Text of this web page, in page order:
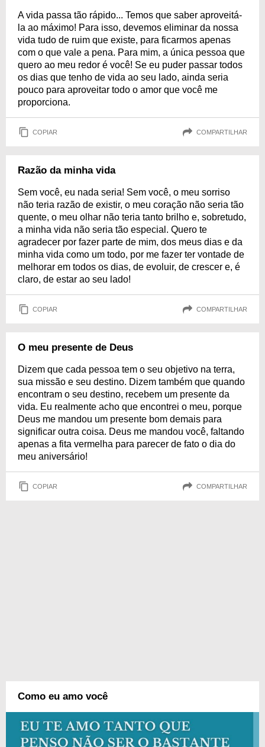
A vida passa tão rápido... Temos que saber aproveitá-
la ao máximo! Para isso, devemos eliminar da nossa
vida tudo de ruim que existe, para ficarmos apenas
com o que vale a pena. Para mim, a única pessoa que
quero ao meu redor é você! Se eu puder passar todos
os dias que tenho de vida ao seu lado, ainda seria
pouco para aproveitar todo o amor que você me
proporciona.
COPIAR COMPARTILHAR
Razão da minha vida
Sem você, eu nada seria! Sem você, o meu sorriso
não teria razão de existir, o meu coração não seria tão
quente, o meu olhar não teria tanto brilho e, sobretudo,
a minha vida não seria tão especial. Quero te
agradecer por fazer parte de mim, dos meus dias e da
minha vida como um todo, por me fazer ter vontade de
melhorar em todos os dias, de evoluir, de crescer e, é
claro, de estar ao seu lado!
COPIAR COMPARTILHAR
O meu presente de Deus
Dizem que cada pessoa tem o seu objetivo na terra,
sua missão e seu destino. Dizem também que quando
encontram o seu destino, recebem um presente da
vida. Eu realmente acho que encontrei o meu, porque
Deus me mandou um presente bom demais para
significar outra coisa. Deus me mandou você, faltando
apenas a fita vermelha para parecer de fato o dia do
meu aniversário!
COPIAR COMPARTILHAR
Como eu amo você